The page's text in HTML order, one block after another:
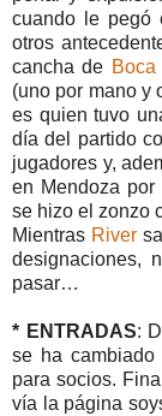
cuando le pegó
otros
cancha de Boca
(uno por mano y
es quien tuvo
día del partido
jugadores y,
en Mendoza
se hizo el zonzo
Mientras River
designaciones,
pasar…
* ENTRADAS:
se ha
para socios.
vía la página